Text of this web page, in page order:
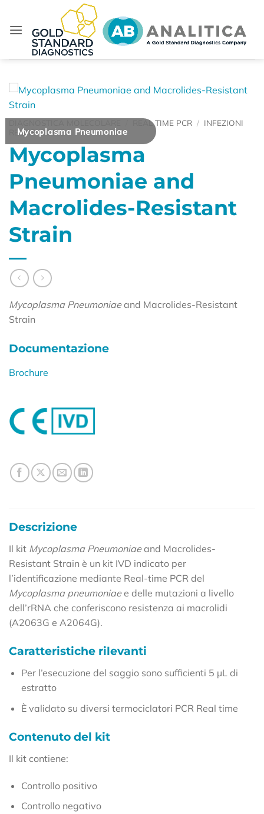
contenuti
Mycoplasma Pneumoniae
REAL TIME PCR / INFEZIONI
RESPIRATORIE
Mycoplasma
Pneumoniae and
Macrolides-Resistant
Strain
Mycoplasma Pneumoniaeand Macrolides-Resistant
Strain
Documentazione
Brochure
Descrizione
Il kit Mycoplasma Pneumoniaeand Macrolides-
Resistant Strain è un kit IVD indicato per
l’identificazione mediante Real-time PCR del
Mycoplasma pneumoniaee delle mutazioni a livello
dell’rRNA che conferiscono resistenza ai macrolidi
(A2063G e A2064G).
Caratteristiche rilevanti
Per l’esecuzione del saggio sono sufficienti 5 µL di
estratto
È validato su diversi termociclatori PCR Real time
Contenuto del kit
Il kit contiene:
Controllo positivo
Controllo negativo